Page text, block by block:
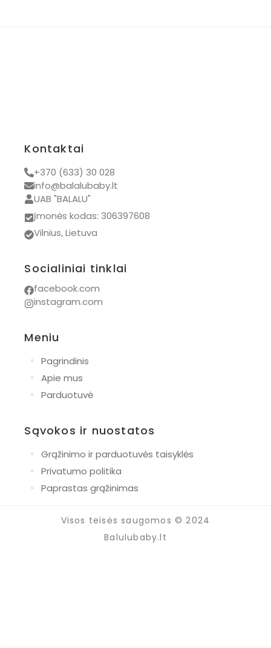
Chewies
Iglu
Kidiwi
Kovap
Mrs. Ertha
Numskull
PAZ Rodriguez
Bianca Maria
Dovanos
Naujagimiams
Gimtadieniui
Pirmajai komunijai
Mamoms
Krepšiai
Kontaktai
+370 (633) 30 028
info@balalubaby.lt
UAB "BALALU"
Įmonės kodas: 306397608
Vilnius, Lietuva
Socialiniai tinklai
facebook.com
instagram.com
Meniu
◦
Pagrindinis
◦ Apie mus
◦ Parduotuvė
Sąvokos ir nuostatos
◦
Grąžinimo ir parduotuvės taisyklės
◦ Privatumo politika
◦ Paprastas grąžinimas
Visos teisės saugomos © 2024
Balulubaby.lt